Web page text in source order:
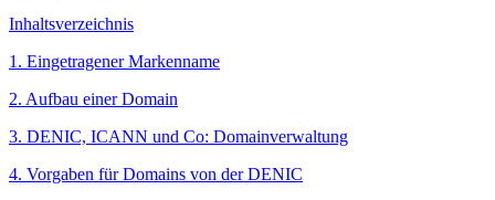
Inhaltsverzeichnis
1. Eingetragener Markenname
2. Aufbau einer Domain
3. DENIC, ICANN und Co: Domainverwaltung
4. Vorgaben für Domains von der DENIC